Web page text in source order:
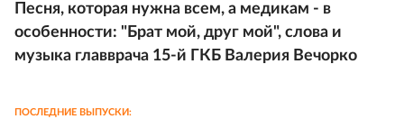
Песня, которая нужна всем, а медикам - в
особенности: "Брат мой, друг мой", слова и
музыка главврача 15-й ГКБ Валерия Вечорко
ПОСЛЕДНИЕ ВЫПУСКИ: